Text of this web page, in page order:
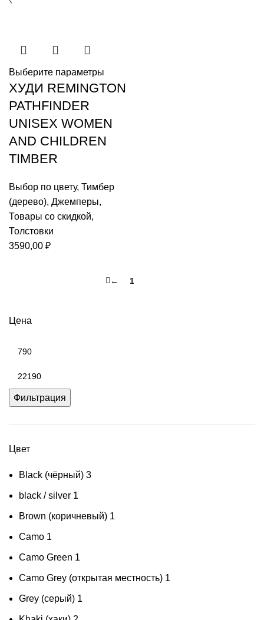
Цена
Фильтрация
Цвет
Black (чёрный) 3
black / silver 1
Brown (коричневый) 1
Camo 1
Camo Green 1
Camo Grey (открытая местность) 1
Grey (серый) 1
Выберите параметры
ХУДИ REMINGTON
PATHFINDER
UNISEX WOMEN
AND CHILDREN
TIMBER
Выбор по цвету, Тимбер
(дерево), Джемперы,
Товары со скидкой,
Толстовки
3590,00 ₽
← 1